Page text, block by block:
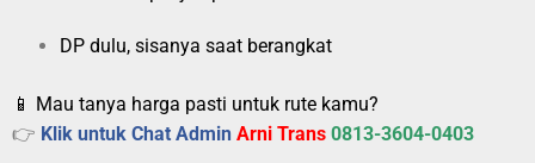
DP dulu, sisanya saat berangkat
📱 Mau tanya harga pasti untuk rute kamu?
👉 Klik untuk Chat Admin Arni Trans 0813-3604-0403